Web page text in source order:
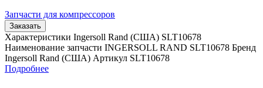
Запчасти для компрессоров
Заказать
Характеристики Ingersoll Rand (США) SLT10678
Наименование запчасти INGERSOLL RAND SLT10678 Бренд
Ingersoll Rand (США) Артикул SLT10678
Подробнее